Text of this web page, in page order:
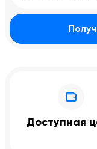
Доступная